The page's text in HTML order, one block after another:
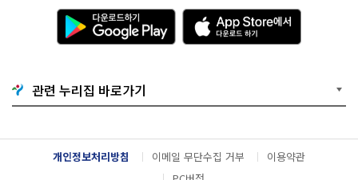
다
운
로
기
G
o
g
l
e
A
p
p
e
서
다
운
관련 누리집 바로가기
개인정보처리방침 이메일 무단수집 거부
이용약관